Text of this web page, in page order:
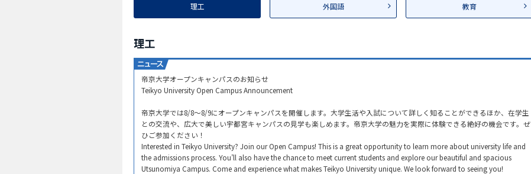
理工 外国語 教育
理工
帝京大学オープンキャンパスのお知らせ​
Teikyo University Open Campus Announcement​
帝京大学では8/8～8/9にオープンキャンパスを開催します。大学生活や入試について詳しく知ることができるほか、在学生
との交流や、広大で美しい宇都宮キャンパスの見学も楽しめます。帝京大学の魅力を実際に体験できる絶好の機会です。ぜ
ひご参加ください！
Interested in Teikyo University? Join our Open Campus! This is a great opportunity to learn more about university life and
the admissions process. You’ll also have the chance to meet current students and explore our beautiful and spacious
Utsunomiya Campus. Come and experience what makes Teikyo University unique. We look forward to seeing you!